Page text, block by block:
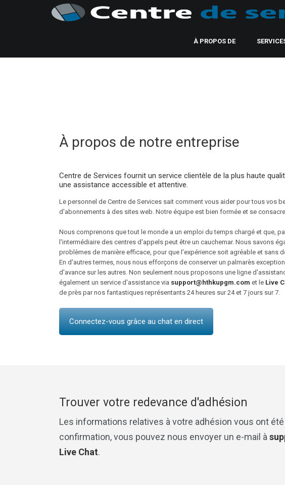
À PROPOS DE
À propos de notre entreprise
Centre de Services fournit un service clientèle de la plus haute
une assistance accessible et attentive.
Le personnel de Centre de Services sait comment vous aider pour tous vos
d'abonnements à des sites web. Notre équipe est bien formée et se
Nous comprenons que tout le monde a un emploi du temps chargé et que,
l'intermédiaire des centres d'appels peut être un cauchemar. Nous savons
problèmes de manière efficace, pour que l'expérience soit agréable et sans
En d'autres termes, nous nous efforçons de conserver un palmarès
d'avance sur les autres. Non seulement nous proposons une ligne
également un service d'assistance via support@hthkupgm.com et le Live
de près par nos fantastiques représentants 24 heures sur 24 et 7 jours sur 7.
Connectez-vous grâce au chat en direct
Trouver votre redevance d'adhésion
Les informations relatives à votre adhésion vous ont
confirmation, vous pouvez nous envoyer un e-mail à
Live Chat.